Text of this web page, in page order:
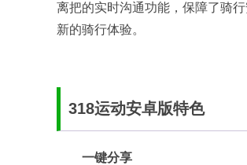
离把的实时沟通功能，保障了骑
新的骑行体验。
318运动安卓版特色
一键分享